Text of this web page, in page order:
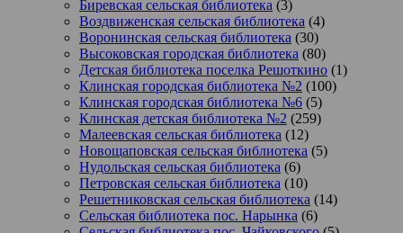
Биревская сельская библиотека (3)
Воздвиженская сельская библиотека (4)
Воронинская сельская библиотека (30)
Высоковская городская библиотека (80)
Детская библиотека поселка Решоткино (1)
Клинская городская библиотека №2 (100)
Клинская городская библиотека №6 (5)
Клинская детская библиотека №2 (259)
Малеевская сельская библиотека (12)
Новощаповская сельская библиотека (5)
Нудольская сельская библиотека (6)
Петровская сельская библиотека (10)
Решетниковская сельская библиотека (14)
Сельская библиотека пос. Нарынка (6)